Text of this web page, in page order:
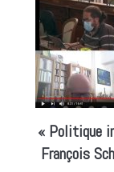
« Politique
François